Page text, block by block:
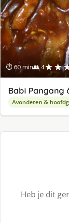
⏱ 60 min👥 4
Babi Pangang
Avondeten &
Heb je dit